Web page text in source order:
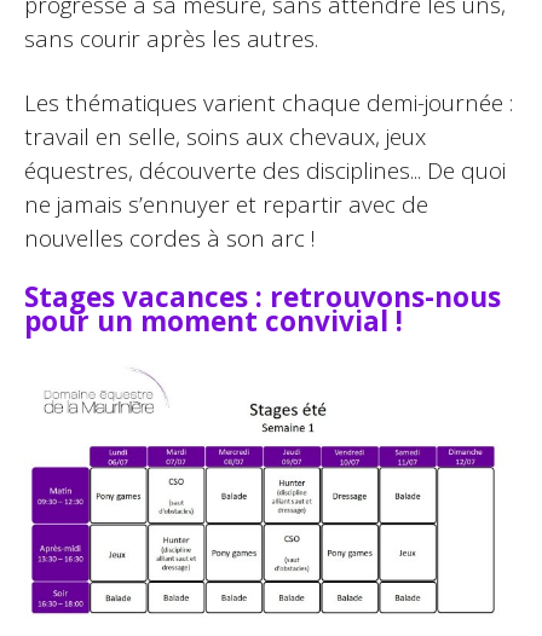
sans courir après les autres.
Les thématiques varient chaque demi-journée :
travail en selle, soins aux chevaux, jeux
équestres, découverte des disciplines... De quoi
ne jamais s’ennuyer et repartir avec de
nouvelles cordes à son arc !
Stages vacances : retrouvons-nous
pour un moment convivial !